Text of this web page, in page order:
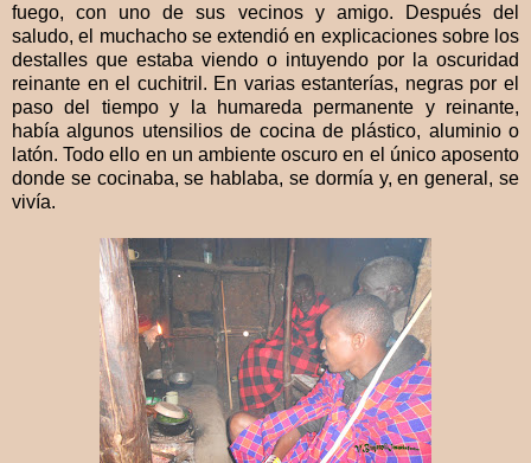
fuego, con uno de sus vecinos y amigo. Después del
saludo, el muchacho se extendió en explicaciones sobre los
destalles que estaba viendo o intuyendo por la oscuridad
reinante en el cuchitril. En varias estanterías, negras por el
paso del tiempo y la humareda permanente y reinante,
había algunos utensilios de cocina de plástico, aluminio o
latón. Todo ello en un ambiente oscuro en el único aposento
donde se cocinaba, se hablaba, se dormía y, en general, se
vivía.